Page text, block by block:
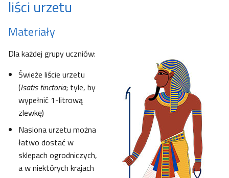
liści urzetu
Materiały
Dla każdej grupy uczniów:
Świeże liście urzetu
(Isatis tinctoria; tyle, by
wypełnić 1-litrową
zlewkę)
Nasiona urzetu można
łatwo dostać w
sklepach ogrodniczych,
a w niektórych krajach